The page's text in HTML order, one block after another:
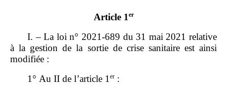
Article 1er
I. – La loi n° 2021‑689 du 31 mai 2021 relative
à la gestion de la sortie de crise sanitaire est ainsi
modifiée :
1° Au II de l’article 1 er :